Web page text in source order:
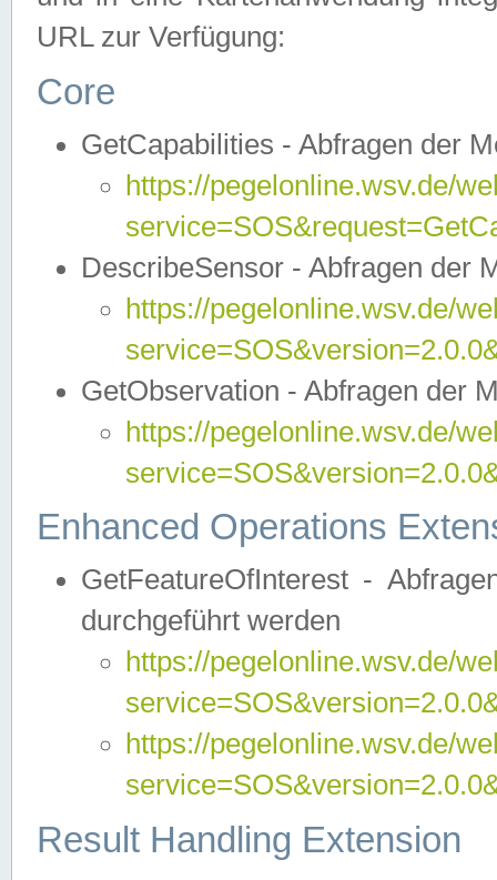
URL zur Verfügung:
Core
GetCapabilities - Abfragen der
https://pegelonline.wsv.de/
DescribeSensor - Abfragen der
https://pegelonline.wsv.de/
GetObservation - Abfragen der
https://pegelonline.wsv.de/
Enhanced Operations
GetFeatureOfInterest -
durchgeführt werden
https://pegelonline.wsv.de/
https://pegelonline.wsv.de/
Result Handling Extension